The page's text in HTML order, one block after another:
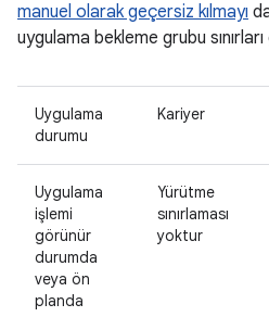
manuel olarak geçersiz kılmayı
uygulama bekleme grubu sınırları
Uygulama
durumu
Kariyer
Uygulama
işlemi
görünür
durumda
veya ön
planda
Yürütme
sınırlaması
yoktur